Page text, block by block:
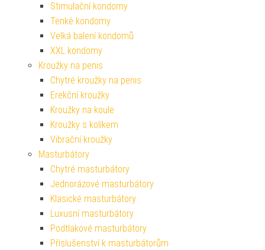
Stimulační kondomy
Tenké kondomy
Velká balení kondomů
XXL kondomy
Kroužky na penis
Chytré kroužky na penis
Erekční kroužky
Kroužky na koule
Kroužky s kolíkem
Vibrační kroužky
Masturbátory
Chytré masturbátory
Jednorázové masturbátory
Klasické masturbátory
Luxusní masturbátory
Podtlakové masturbátory
Příslušenství k masturbátorům